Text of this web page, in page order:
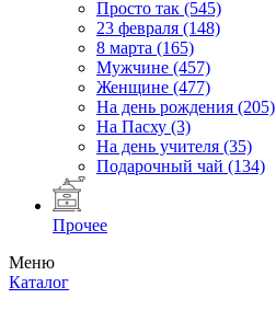
Просто так (545)
23 февраля (148)
8 марта (165)
Мужчине (457)
Женщине (477)
На день рождения (205)
На Пасху (3)
На день учителя (35)
Подарочный чай (134)
Прочее
Меню
Каталог